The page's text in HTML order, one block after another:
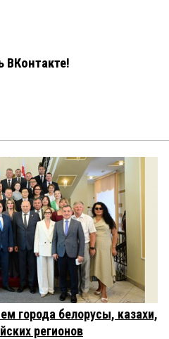
ВКонтакте!
города белорусы, казахи,
регионов